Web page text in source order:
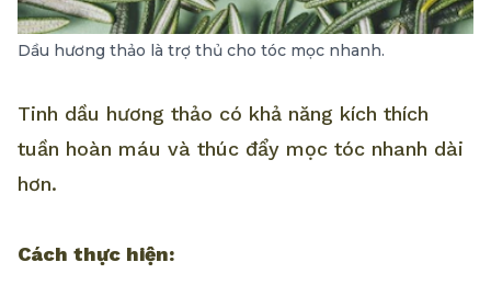
Dầu hương thảo là trợ thủ cho tóc mọc nhanh.
Tinh dầu hương thảo có khả năng kích thích
tuần hoàn máu và thúc đẩy mọc tóc nhanh dài
hơn.
Cách thực hiện: